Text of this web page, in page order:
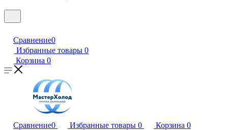
Сравнение0
Избранные товары 0
Корзина 0
Сравнение0 Избранные товары 0 Корзина 0